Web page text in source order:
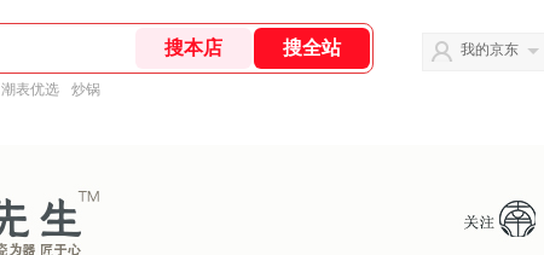
潮表优选 炒锅
我的京东